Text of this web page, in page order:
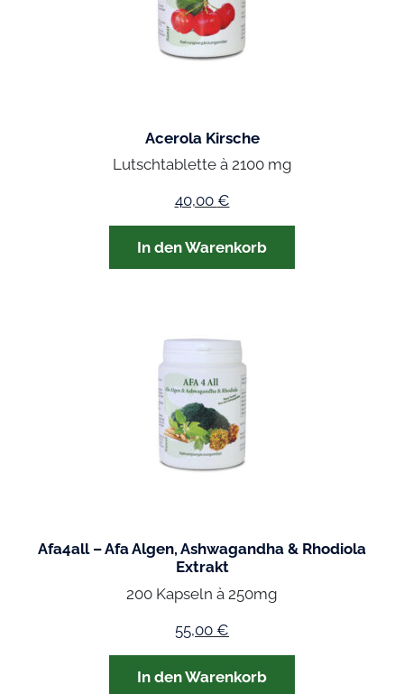
Acerola Kirsche
Lutschtablette à 2100 mg
40,00 €
In den Warenkorb
Afa4all – Afa Algen, Ashwagandha & Rhodiola
Extrakt
200 Kapseln à 250mg
55,00 €
In den Warenkorb